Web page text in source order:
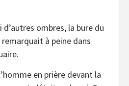
ombres, la bure du
à peine dans
en prière devant la